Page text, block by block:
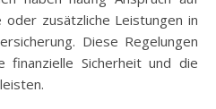
zusätzliche Leistungen in
Diese Regelungen
finanzielle Sicherheit und die